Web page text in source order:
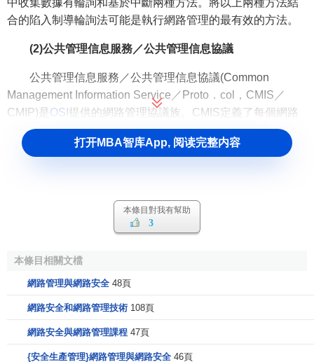
合的陷入制導輪詢法可能是執行網路管理的最有效的方法。
(2)公共管理信息服務／公共管理信息協議
公共管理信息服務／公共管理信息協議(Common
Management Information Service／Proto．col，CMIS／
CMIP)是 OSI提供的網路管理協議族。CMIS定義了每個網路
組成部件提供的網路管理服務，CMIP則是實現CIMS服務的
協議。
有網路設備的完整網路管理協議族。
SNMP不同，SNMP是按照簡單和易於實現的原則設計的，
路管理應用進程使用ISO參考模型中的應用層。而且在這層
上，公共管理信息服務單元(Common Management
打开MBA智库App, 阅读完整内容
本條目對我有幫助
3
本條目相關文檔
網路管理與網路安全 48頁
網路安全和網路管理技術 108頁
網路安全與網路管理課程 47頁
{安全生產管理}網路管理與網路安全 46頁